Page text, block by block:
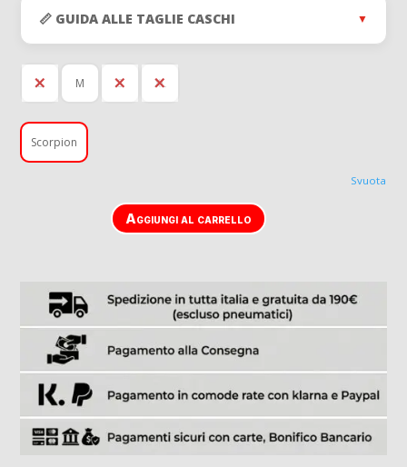
📏 GUIDA ALLE TAGLIE CASCHI ▼
L M S XL
Scorpion
Svuota
Aggiungi al carrello